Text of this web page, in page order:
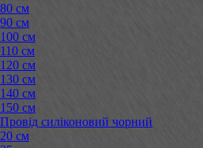
80 см
90 см
100 см
110 см
120 см
130 см
140 см
150 см
Провід силіконовий чорний
20 см